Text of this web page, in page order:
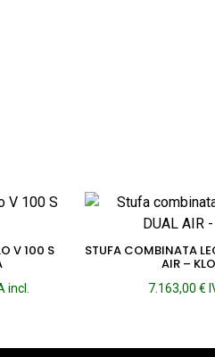
V 100 S
incl.
STUFA COMBINATA
AIR –
7.163,00 €